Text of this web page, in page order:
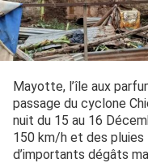
Mayotte, l’île aux
passage du cyclone
nuit du 15 au 16
150 km/h et des
d’importants dégâts